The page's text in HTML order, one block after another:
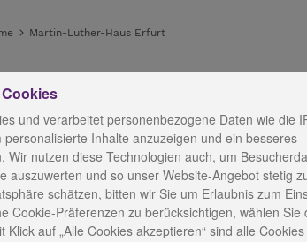
Martin-Luther-Haus Erfurt
und verarbeitet personenbezogene Daten wie die
Inhalte anzuzeigen und ein besseres
Wir nutzen diese Technologien auch, um
auszuwerten und so unser Website-Angebot stetig
schätzen, bitten wir Sie um Erlaubnis zum
Cookie-Präferenzen zu berücksichtigen, wählen Sie
Klick auf „Alle Cookies akzeptieren“ sind alle